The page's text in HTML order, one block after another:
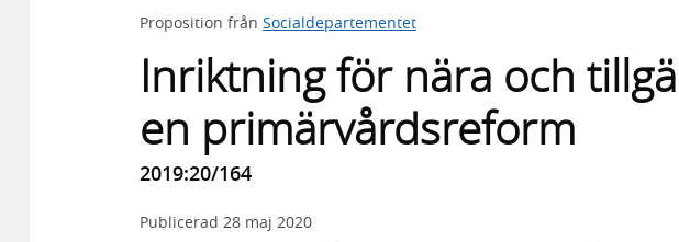
Proposition från Socialdepartementet
Inriktning för nära och
en primärvårdsreform
2019:20/164
Publicerad 28 maj 2020